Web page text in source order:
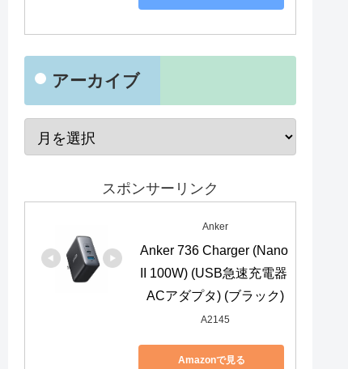
アーカイブ
スポンサーリンク
Anker
Anker 736 Charger (Nano
II 100W) (USB急速充電器
ACアダプタ) (ブラック)
A2145
Amazonで見る